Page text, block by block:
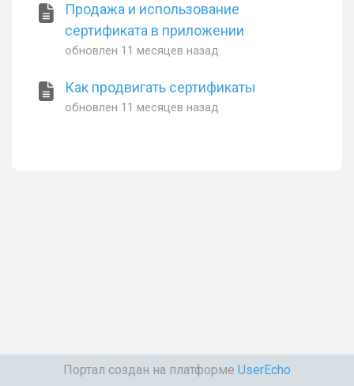
Продажа и использование
сертификата в приложении
обновлен 11 месяцев назад
Как продвигать сертификаты
обновлен 11 месяцев назад
Портал создан на платформе UserEcho